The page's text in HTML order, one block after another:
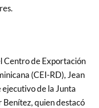
Centro de Exportación
(CEI-RD), Jean
de la Junta
quien destacó